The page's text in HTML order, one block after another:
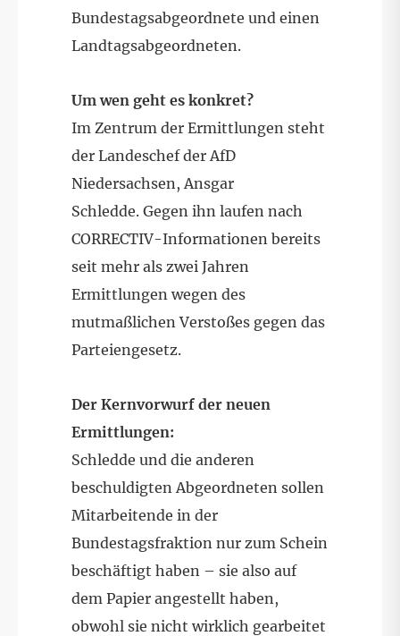
Bundestagsabgeordnete und einen
Landtagsabgeordneten.
Um wen geht es konkret?
Im Zentrum der Ermittlungen steht
der Landeschef der AfD
Niedersachsen, Ansgar
Schledde. Gegen ihn laufen nach
CORRECTIV-Informationen bereits
seit mehr als zwei Jahren
Ermittlungen wegen des
mutmaßlichen Verstoßes gegen das
Parteiengesetz.
Der Kernvorwurf der neuen
Ermittlungen:
Schledde und die anderen
beschuldigten Abgeordneten sollen
Mitarbeitende in der
Bundestagsfraktion nur zum Schein
beschäftigt haben – sie also auf
dem Papier angestellt haben,
obwohl sie nicht wirklich gearbeitet